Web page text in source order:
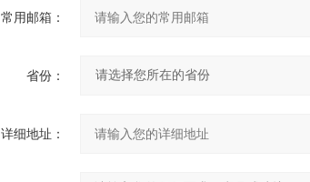
常用邮箱：
省份：
详细地址：